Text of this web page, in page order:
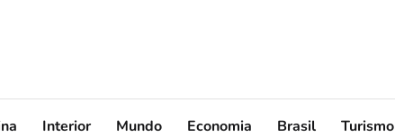
Interior Mundo Economia Brasil Turismo